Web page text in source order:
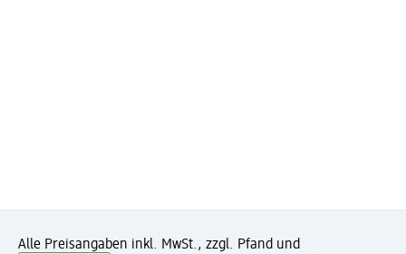
Alle Preisangaben inkl. MwSt., zzgl. Pfand und